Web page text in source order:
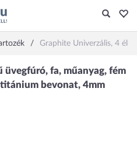
Graphite Univerzális, 4